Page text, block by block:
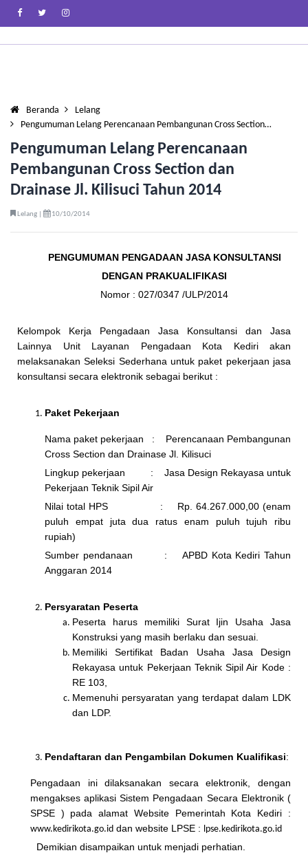
Beranda
Lelang
Pengumuman Lelang Perencanaan Pembangunan Cross Section…
Pengumuman Lelang Perencanaan
Pembangunan Cross Section dan
Drainase Jl. Kilisuci Tahun 2014
Lelang | 10/10/2014
PENGUMUMAN PENGADAAN JASA KONSULTANSI
DENGAN PRAKUALIFIKASI
Nomor : 027/0347 /ULP/2014
Kelompok Kerja Pengadaan Jasa Konsultansi dan Jasa
Lainnya Unit Layanan Pengadaan Kota Kediri akan
melaksanakan Seleksi Sederhana untuk paket pekerjaan jasa
konsultansi secara elektronik sebagai berikut :
Paket Pekerjaan
Nama paket pekerjaan : Perencanaan Pembangunan
Cross Section dan Drainase Jl. Kilisuci
Lingkup pekerjaan : Jasa Design Rekayasa untuk
Pekerjaan Teknik Sipil Air
Nilai total HPS : Rp. 64.267.000,00 (enam
puluh empat juta dua ratus enam puluh tujuh ribu
rupiah)
Sumber pendanaan : APBD Kota Kediri Tahun
Anggaran 2014
Persyaratan Peserta
Peserta harus memiliki Surat Ijin Usaha Jasa
Konstruksi yang masih berlaku dan sesuai.
Memiliki Sertifikat Badan Usaha Jasa Design
Rekayasa untuk Pekerjaan Teknik Sipil Air Kode :
RE 103,
Memenuhi persyaratan yang terdapat dalam LDK
dan LDP.
Pendaftaran dan Pengambilan Dokumen Kualifikasi:
Pengadaan ini dilaksanakan secara elektronik, dengan
mengakses aplikasi Sistem Pengadaan Secara Elektronik (
SPSE ) pada alamat Website Pemerintah Kota Kediri :
www.kedirikota.go.iddan website LPSE : lpse.kedirikota.go.id
Demikian disampaikan untuk menjadi perhatian.